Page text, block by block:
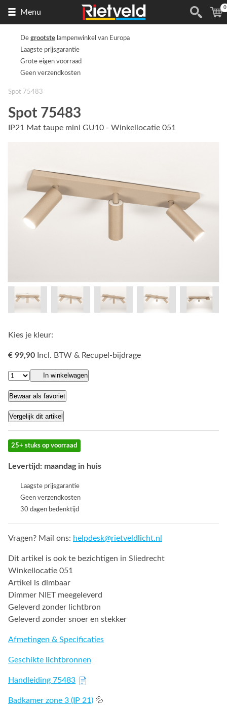
Menu
de
(
0
De grootste lampenwinkel van Europa
Laagste prijsgarantie
Grote eigen voorraad
Geen verzendkosten
Spot 75483
Spot 75483
IP21 Mat taupe mini GU10 - Winkellocatie 051
Kies je kleur:
€ 99,90 Incl. BTW & Recupel-bijdrage
In winkelwagen
Bewaar als favoriet
Vergelijk dit artikel
25+ stuks op voorraad
Levertijd: maandag in huis
Laagste prijsgarantie
Geen verzendkosten
30 dagen bedenktijd
Vragen? Mail ons: helpdesk@rietveldlicht.nl
Dit artikel is ook te bezichtigen in Sliedrecht
Winkellocatie 051
Artikel is dimbaar
Dimmer NIET meegeleverd
Geleverd zonder lichtbron
Geleverd zonder snoer en stekker
Afmetingen & Specificaties
Geschikte lichtbronnen
Handleiding 75483
Badkamer zone 3 (IP 21) 💦